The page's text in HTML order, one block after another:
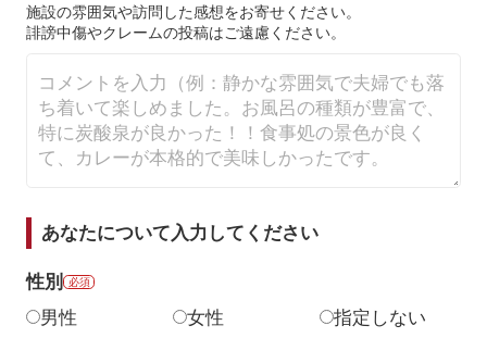
施設の雰囲気や訪問した感想をお寄せください。
誹謗中傷やクレームの投稿はご遠慮ください。
あなたについて入力してください
性別 必須
男性 女性 指定しない